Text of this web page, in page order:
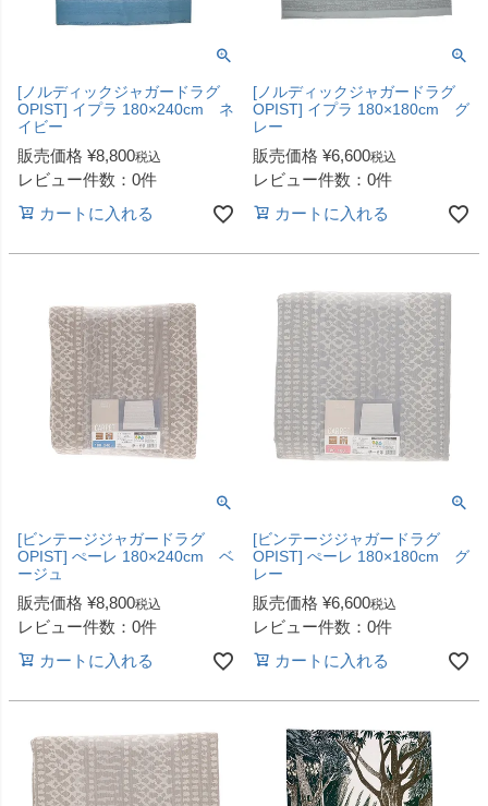
[ノルディックジャガードラグ
OPIST] イプラ 180×240cm ネ
イビー
販売価格 ¥8,800税込
レビュー件数：0件
カートに入れる
[ノルディックジャガードラグ
OPIST] イプラ 180×180cm グ
レー
販売価格 ¥6,600税込
レビュー件数：0件
カートに入れる
[ビンテージジャガードラグ
OPIST] ぺーレ 180×240cm ベ
ージュ
販売価格 ¥8,800税込
レビュー件数：0件
カートに入れる
[ビンテージジャガードラグ
OPIST] ぺーレ 180×180cm グ
レー
販売価格 ¥6,600税込
レビュー件数：0件
カートに入れる